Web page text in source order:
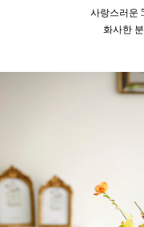
사랑스러운
화사한